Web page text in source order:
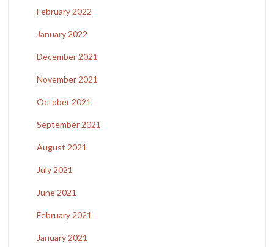
February 2022
January 2022
December 2021
November 2021
October 2021
September 2021
August 2021
July 2021
June 2021
February 2021
January 2021